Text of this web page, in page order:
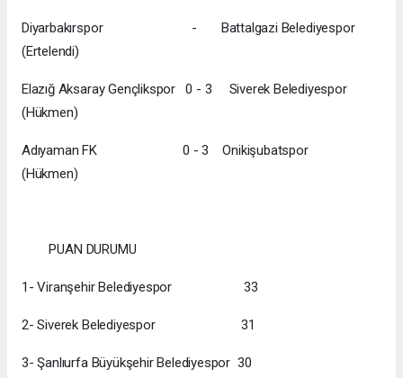
Diyarbakırspor - Battalgazi Belediyespor
(Ertelendi)
Elazığ Aksaray Gençlikspor 0 - 3 Siverek Belediyespor
(Hükmen)
Adıyaman FK 0 - 3 Onikişubatspor
(Hükmen)
PUAN DURUMU
1- Viranşehir Belediyespor 33
2- Siverek Belediyespor 31
3- Şanlıurfa Büyükşehir Belediyespor 30